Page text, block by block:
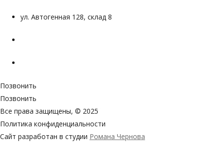
ул. Автогенная 128, склад 8
Позвонить
Позвонить
Все права защищены, © 2025
Политика конфиденциальности
Сайт разработан в студии Романа Чернова